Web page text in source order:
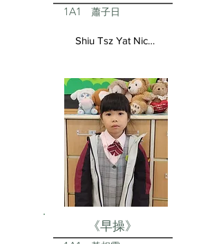
1A1 蕭子日
Shiu Tsz Yat Nicolas
《早操》